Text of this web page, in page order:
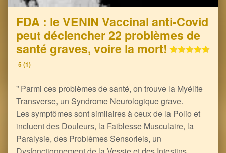
FDA : le VENIN Vaccinal anti-Covid
peut déclencher 22 problèmes de
santé graves, voire la mort!
5 (1)
” Parmi ces problèmes de santé, on trouve la Myélite
Transverse, un Syndrome Neurologique grave.
Les symptômes sont similaires à ceux de la Polio et
incluent des Douleurs, la Faiblesse Musculaire, la
Paralysie, des Problèmes Sensoriels, un